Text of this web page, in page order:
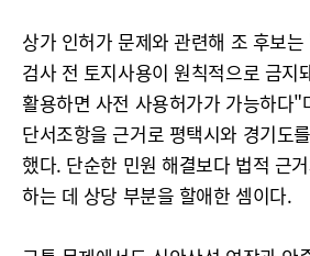
상가 인허가 문제와 관련해 조 후보
검사 전 토지사용이 원칙적으로 금지
활용하면 사전 사용허가가 가능하다
단서조항을 근거로 평택시와 경기도
했다. 단순한 민원 해결보다 법적 근
하는 데 상당 부분을 할애한 셈이다.